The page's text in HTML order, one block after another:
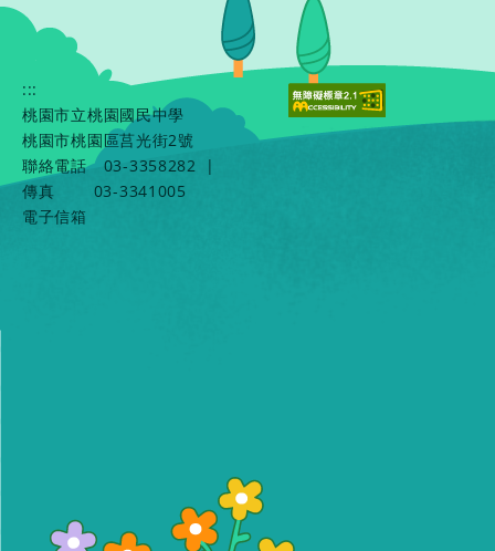
:::
桃園市立桃園國民中學
桃園市桃園區莒光街2號
聯絡電話
03-3358282
|
傳真
03-3341005
電子信箱